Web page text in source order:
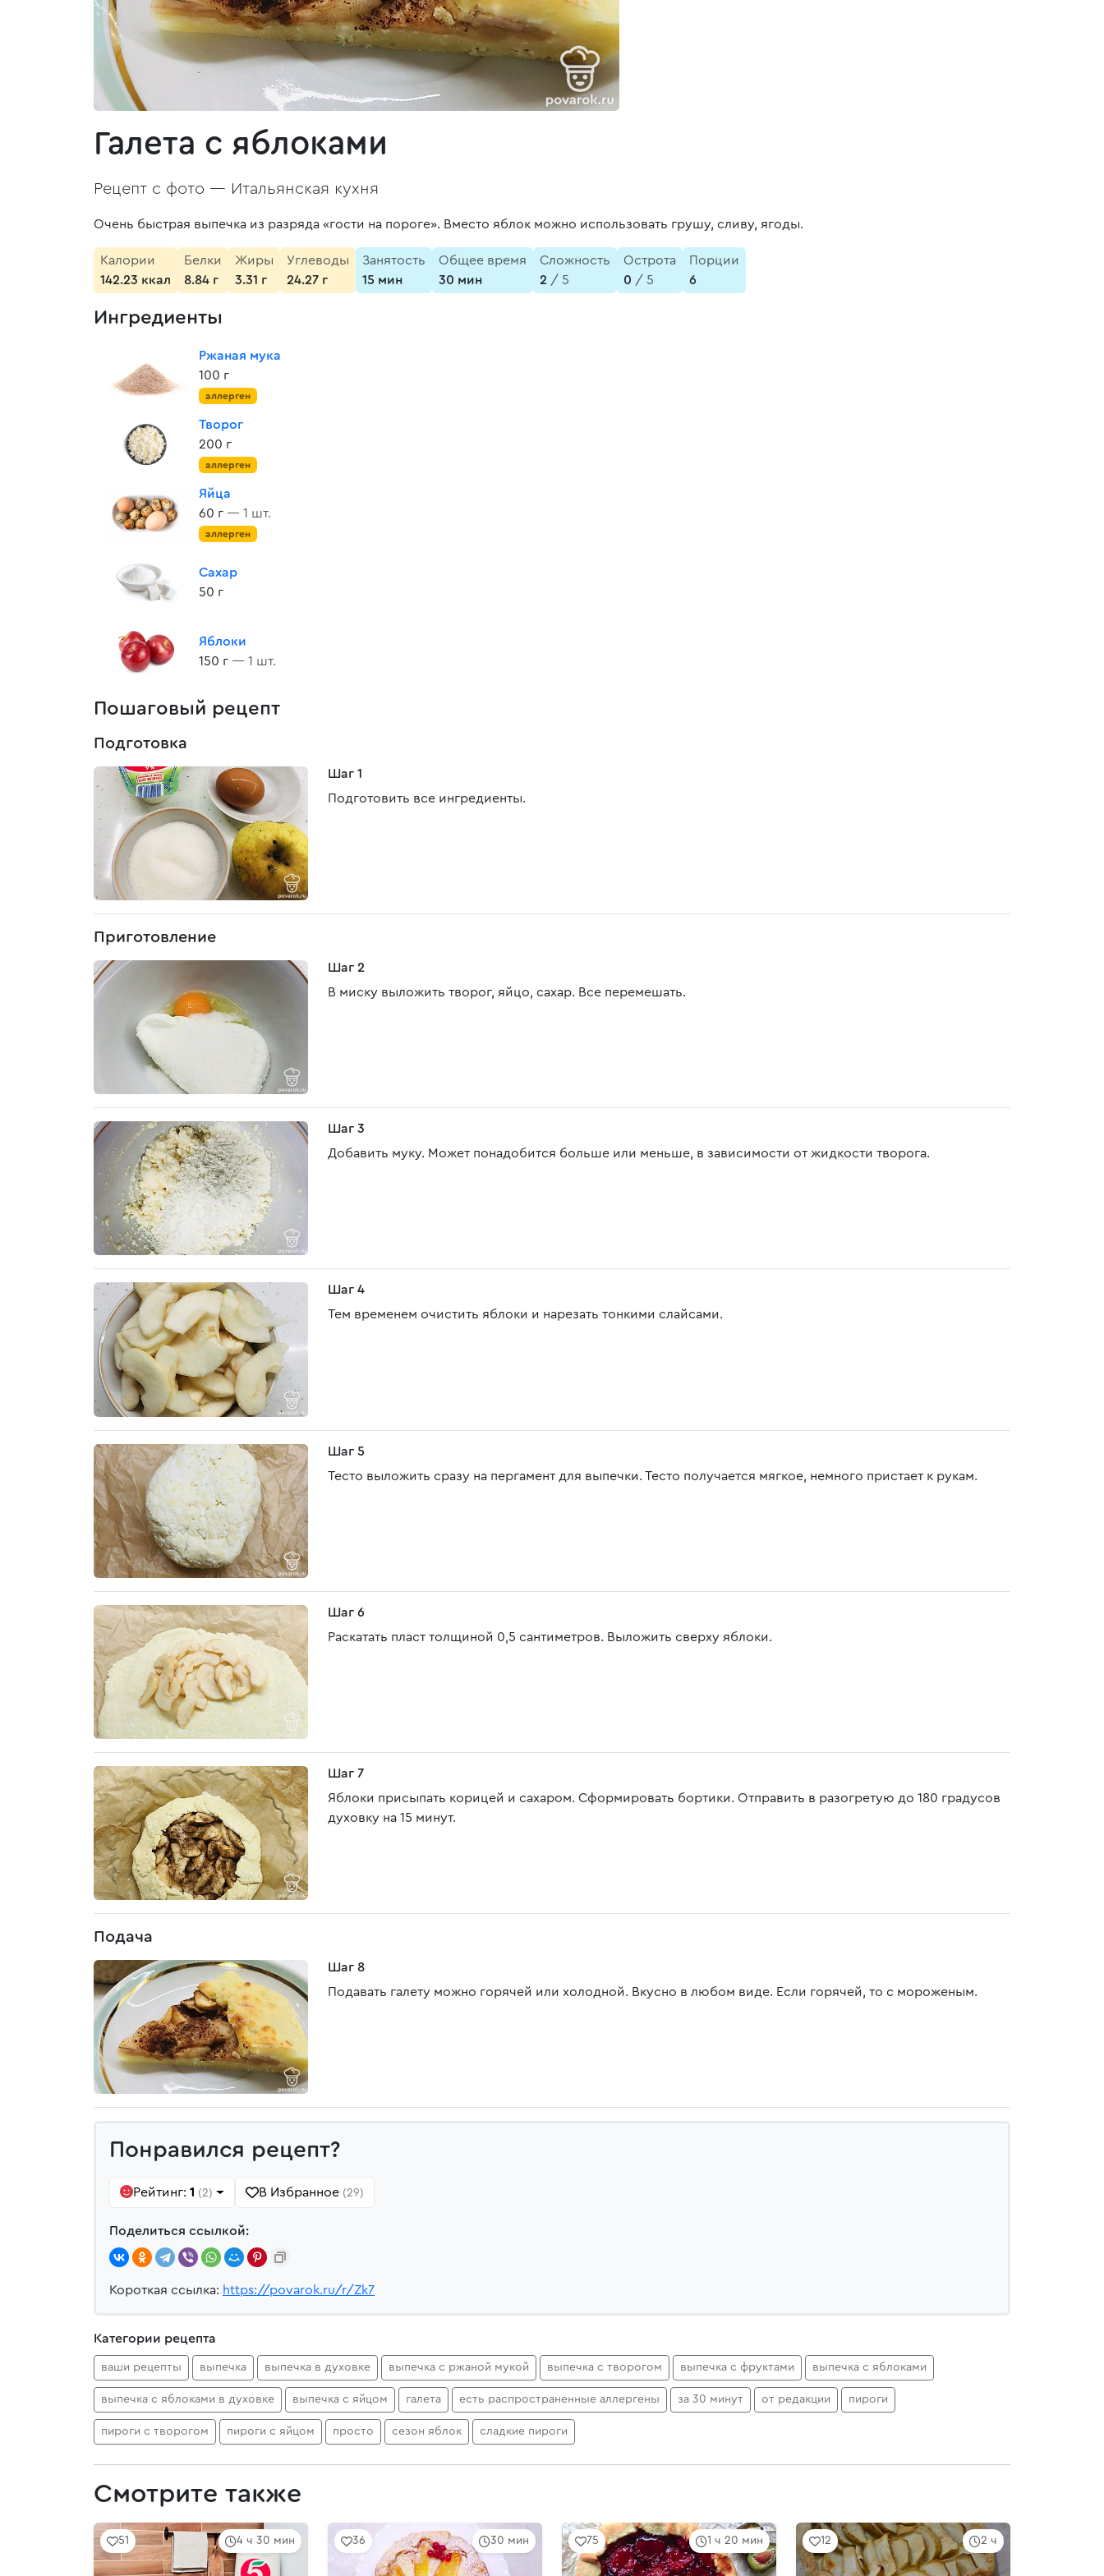
Галета с яблоками
Рецепт с фото — Итальянская кухня
Очень быстрая выпечка из разряда «гости на пороге». Вместо яблок можно использовать грушу, сливу, ягоды.
Калории
142.23 ккал
Белки
8.84 г
Жиры
3.31 г
Углеводы
24.27 г
Занятость
15 мин
Общее время
30 мин
Сложность
2 / 5
Острота
0 / 5
Порции
6
Ингредиенты
Ржаная мука
100 г
аллерген
Творог
200 г
аллерген
Яйца
60 г — 1 шт.
аллерген
Сахар
50 г
Яблоки
150 г — 1 шт.
Пошаговый рецепт
Подготовка
Шаг 1
Подготовить все ингредиенты.
Приготовление
Шаг 2
В миску выложить творог, яйцо, сахар. Все перемешать.
Шаг 3
Добавить муку. Может понадобится больше или меньше, в зависимости от жидкости творога.
Шаг 4
Тем временем очистить яблоки и нарезать тонкими слайсами.
Шаг 5
Тесто выложить сразу на пергамент для выпечки. Тесто получается мягкое, немного пристает к рукам.
Шаг 6
Раскатать пласт толщиной 0,5 сантиметров. Выложить сверху яблоки.
Шаг 7
Яблоки присыпать корицей и сахаром. Сформировать бортики. Отправить в разогретую до 180 градусов
духовку на 15 минут.
Подача
Шаг 8
Подавать галету можно горячей или холодной. Вкусно в любом виде. Если горячей, то с мороженым.
Понравился рецепт?
Рейтинг: 1 (2) В Избранное (29)
Поделиться ссылкой:
Короткая ссылка: https://povarok.ru/r/Zk7
Категории рецепта
ваши рецепты выпечка выпечка в духовке выпечка с ржаной мукой выпечка с творогом выпечка с фруктами выпечка с яблоками
выпечка с яблоками в духовке выпечка с яйцом галета есть распространенные аллергены за 30 минут от редакции пироги
пироги с творогом пироги с яйцом просто сезон яблок сладкие пироги
Смотрите также
4 ч 30 мин
51 30 мин
36 1 ч 20 мин
75 2 ч
12